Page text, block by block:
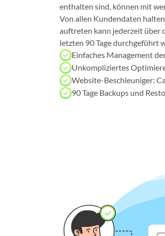
enthalten sind, können mit
Von allen Kundendaten
auftreten kann jederzeit über
letzten 90 Tage durchgeführt
Einfaches Management
Unkompliziertes
Website-Beschleuniger:
90 Tage Backups und